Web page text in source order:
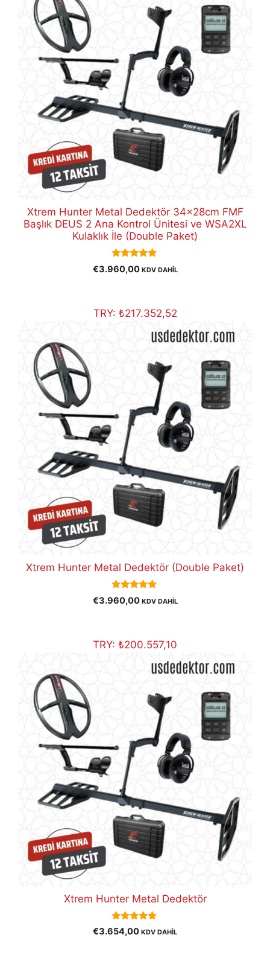
Xtrem Hunter Metal Dedektör 34x28cm FMF
Başlık DEUS 2 Ana Kontrol Ünitesi ve WSA2XL
Kulaklık İle (Double Paket)
5.00
out of 5
€3.960,00 KDV DAHİL
TRY: ₺217.352,52
Xtrem Hunter Metal Dedektör (Double Paket)
5.00
out of 5
€3.960,00 KDV DAHİL
TRY: ₺200.557,10
Xtrem Hunter Metal Dedektör
5.00
out of 5
€3.654,00 KDV DAHİL